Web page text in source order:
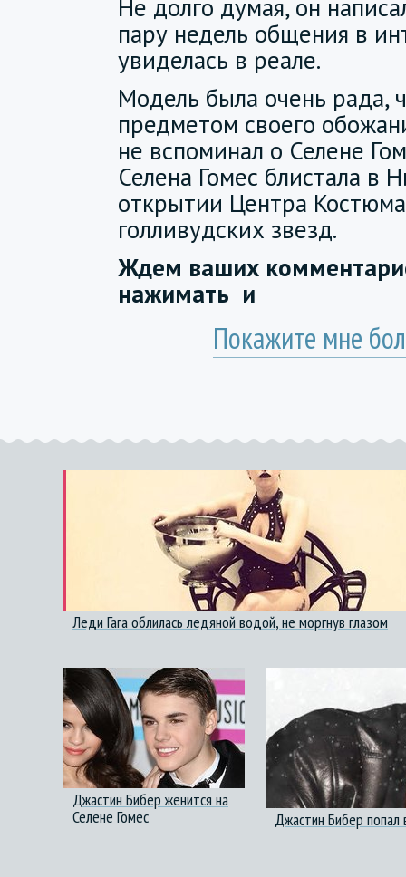
Не долго думая, он
пару недель общения в
увиделась в реале.
Модель была очень рада,
предметом своего
не вспоминал о Селене
Селена Гомес блистала в
открытии Центра
голливудских звезд.
Ждем ваших
нажимать и
Покажите мне
Леди Гага облилась ледяной водой, не моргнув глазом
Джастин Бибер женится на
Селене Гомес
Джастин Бибер